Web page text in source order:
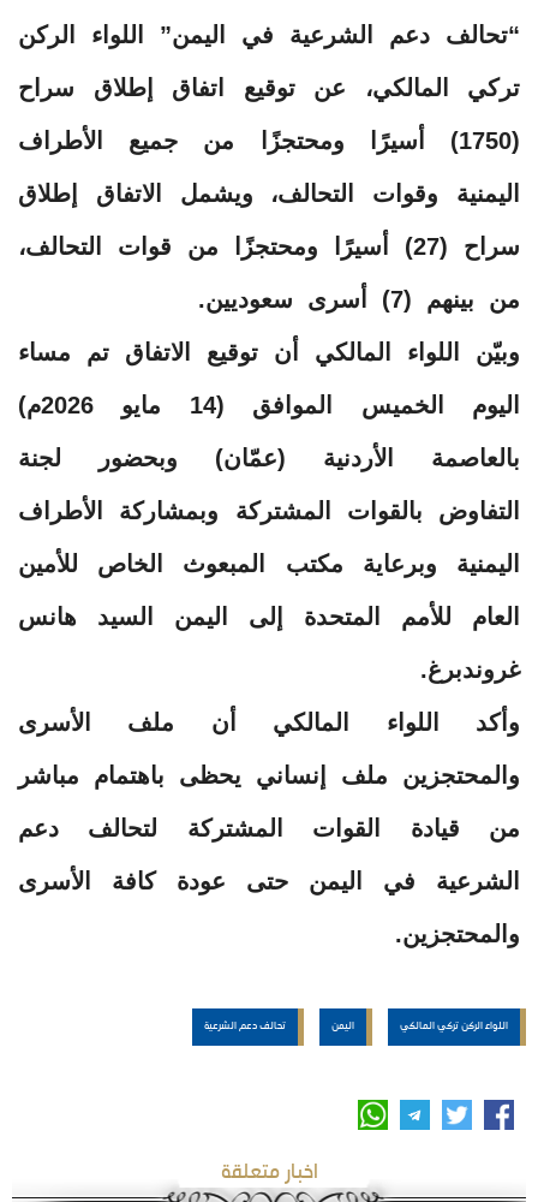
“تحالف دعم الشرعية في اليمن” اللواء الركن
تركي المالكي، عن توقيع اتفاق إطلاق سراح
(1750) أسيرًا ومحتجزًا من جميع الأطراف
اليمنية وقوات التحالف، ويشمل الاتفاق إطلاق
سراح (27) أسيرًا ومحتجزًا من قوات التحالف،
من بينهم (7) أسرى سعوديين.
وبيّن اللواء المالكي أن توقيع الاتفاق تم مساء
اليوم الخميس الموافق (14 مايو 2026م)
بالعاصمة الأردنية (عمّان) وبحضور لجنة
التفاوض بالقوات المشتركة وبمشاركة الأطراف
اليمنية وبرعاية مكتب المبعوث الخاص للأمين
العام للأمم المتحدة إلى اليمن السيد هانس
غروندبرغ.
وأكد اللواء المالكي أن ملف الأسرى
والمحتجزين ملف إنساني يحظى باهتمام مباشر
من قيادة القوات المشتركة لتحالف دعم
الشرعية في اليمن حتى عودة كافة الأسرى
والمحتجزين.
اللواء الركن تركي المالكي اليمن تحالف دعم الشرعية
اخبار متعلقة